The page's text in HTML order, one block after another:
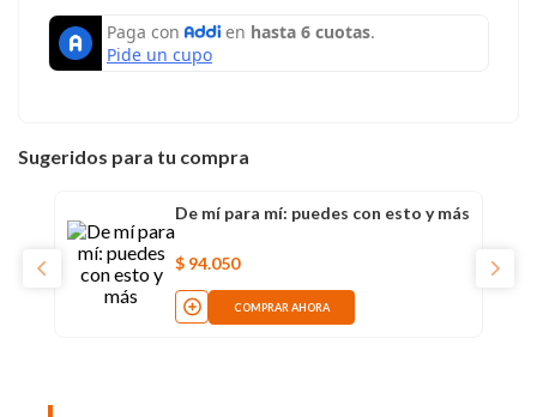
Sugeridos para tu compra
De mí para mí: puedes con esto y más
$ 94.050
COMPRAR AHORA